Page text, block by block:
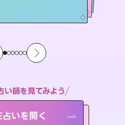
い師を見てみよう
いを開く